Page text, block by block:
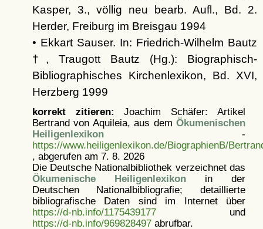
Kasper, 3., völlig neu bearb. Aufl., Bd. 2.
Herder, Freiburg im Breisgau 1994
• Ekkart Sauser. In: Friedrich-Wilhelm Bautz
†, Traugott Bautz (Hg.): Biographisch-
Bibliographisches Kirchenlexikon, Bd. XVI,
Herzberg 1999
korrekt zitieren: Joachim Schäfer: Artikel
Bertrand von Aquileia, aus dem Ökumenischen
Heiligenlexikon-
https://www.heiligenlexikon.de/BiographienB/
, abgerufen am 7. 8. 2026
Die Deutsche Nationalbibliothek verzeichnet das
Ökumenische Heiligenlexikonin der
Deutschen Nationalbibliografie; detaillierte
bibliografische Daten sind im Internet über
https://d-nb.info/1175439177und
https://d-nb.info/969828497abrufbar.